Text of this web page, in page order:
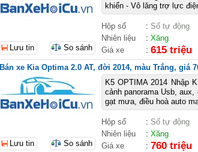
khiển - Vô lăng trợ lực
Hộp số : Số tự động
Nhiên liệu
: Xăng
Giá xe
: 615 triệu
Lưu tin So sánh
Bán xe Kia Optima 2.0 AT, đời 2014, màu Trắng, giá
K5 OPTIMA 2014
cảnh panorama Usb,
gạt mưa, điều hoà auto
Hộp số : Số tự động
Nhiên liệu
: Xăng
Giá xe
: 760 triệu
Lưu tin So sánh